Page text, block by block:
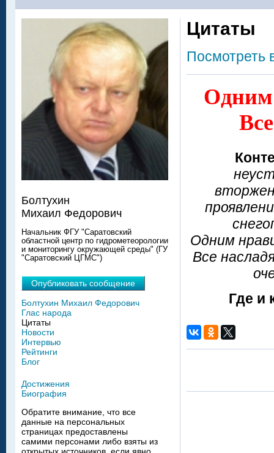
Цитаты
Посмотреть
Одним
Одним
Все
Где и
Болтухин
Михаил Федорович
Начальник ФГУ "Саратовский
областной центр по гидрометеорологии
и мониторингу окружающей среды" (ГУ
"Саратовский ЦГМС")
Опубликовать сообщение
Болтухин Михаил Федорович
Глас народа
Цитаты
Новости
Интервью
Рейтинги
Блог
Достижения
Биография
Обратите внимание, что все
данные на персональных
страницах предоставлены
самими персонами либо взяты из